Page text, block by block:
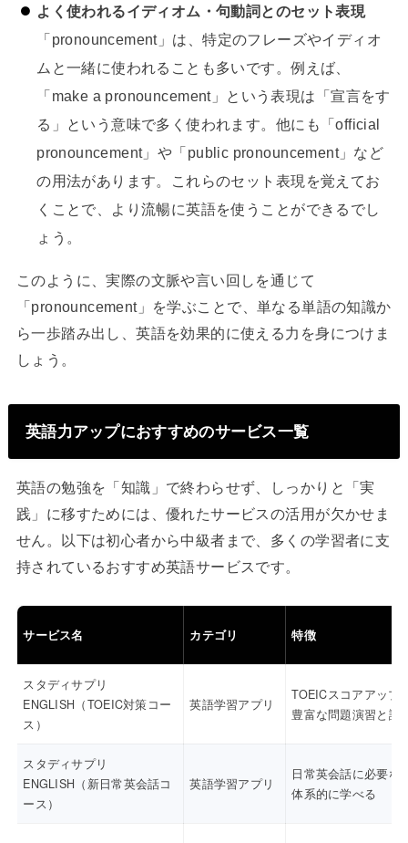
よく使われるイディオム・句動詞とのセット表現
「pronouncement」は、特定のフレーズやイディオ
ムと一緒に使われることも多いです。例えば、
「make a pronouncement」という表現は「宣言をす
る」という意味で多く使われます。他にも「official
pronouncement」や「public pronouncement」など
の用法があります。これらのセット表現を覚えてお
くことで、より流暢に英語を使うことができるでし
ょう。
このように、実際の文脈や言い回しを通じて
「pronouncement」を学ぶことで、単なる単語の知識か
ら一歩踏み出し、英語を効果的に使える力を身につけま
しょう。
英語力アップにおすすめのサービス一覧
英語の勉強を「知識」で終わらせず、しっかりと「実
践」に移すためには、優れたサービスの活用が欠かせま
せん。以下は初心者から中級者まで、多くの学習者に支
持されているおすすめ英語サービスです。
サービス名 カテゴリ 特徴
スタディサプリ
ENGLISH（TOEIC対策コー
ス）
英語学習アプリ
TOEICスコアアップ
豊富な問題演習と講
スタディサプリ
ENGLISH（新日常英会話コ
ース）
英語学習アプリ
日常英会話に必要な
体系的に学べる